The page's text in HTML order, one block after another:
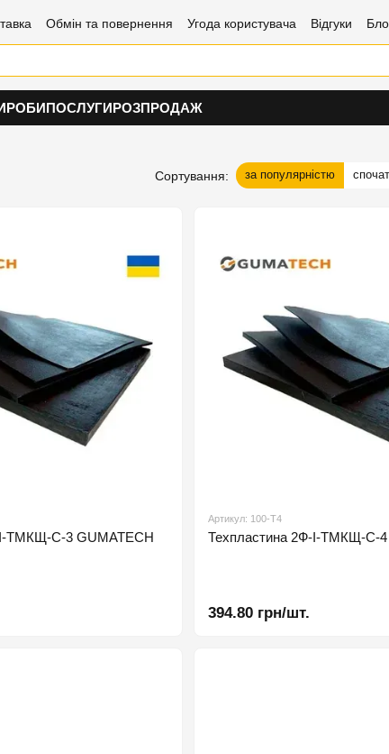
Обмін та повернення Угода користувача Відгуки
ПОСЛУГИРОЗПРОДАЖ
Сортування: за популярністю
ТМКЩ-С-3 GUMATECH
Артикул: 100-Т4
Техпластина 2Ф-І-ТМКЩ-С-4
394.80 грн/шт.